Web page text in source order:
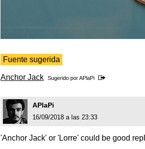
Fuente sugerida
Anchor Jack Sugerido porAPlaPi
APlaPi
16/09/2018 a las 23:33
'Anchor Jack' or 'Lorre' could be good